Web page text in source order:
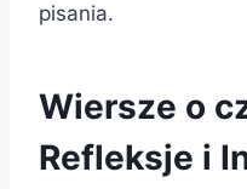
pisania.
Wiersze o
Refleksje i